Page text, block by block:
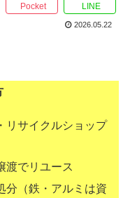
Pocket LINE
2026.05.22
リサイクルショップ
渡でリユース
分（鉄・アルミは資